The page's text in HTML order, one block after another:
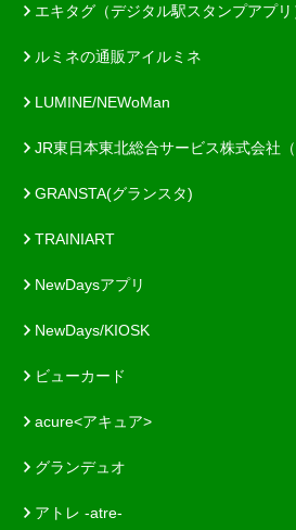
エキタグ（デジタル駅スタンプアプリ
ルミネの通販アイルミネ
LUMINE/NEWoMan
JR東日本東北総合サービス株式会社（
GRANSTA(グランスタ)
TRAINIART
NewDaysアプリ
NewDays/KIOSK
ビューカード
acure<アキュア>
グランデュオ
アトレ -atre-